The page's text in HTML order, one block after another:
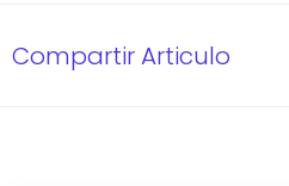
Compartir Articulo